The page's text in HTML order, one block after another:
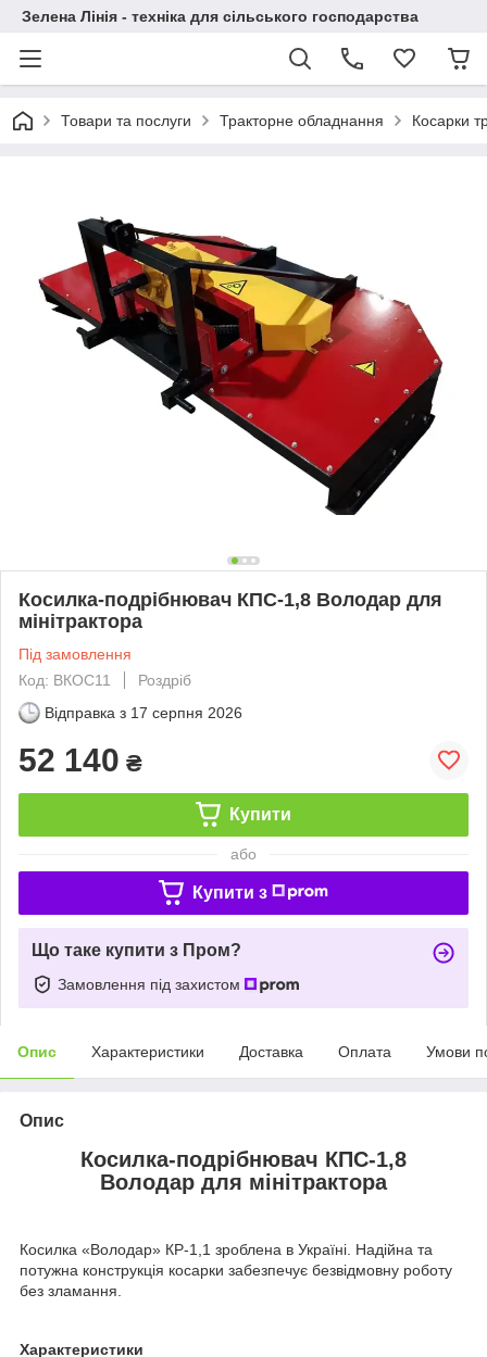
Зелена Лінія - техніка для сільського господарства
Товари та послуги Тракторне обладнання Косарки
Косилка-подрібнювач КПС-1,8 Володар для
мінітрактора
Під замовлення
Код: ВКОС11
Роздріб
Відправка з 17 серпня 2026
52 140 ₴
Купити
або
Купити з
Що таке купити з Пром?
Замовлення під захистом
Опис Характеристики Доставка Оплата Умови
Опис
Косилка-подрібнювач КПС-1,8
Володар для мінітрактора
Косилка «Володар» КР-1,1 зроблена в Україні. Надійна та
потужна конструкція косарки забезпечує безвідмовну роботу
без зламання.
Характеристики